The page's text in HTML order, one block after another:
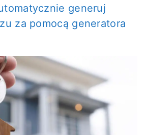
generuj
za pomocą generatora